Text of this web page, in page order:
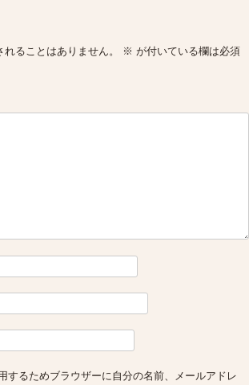
ることはありません。 ※ が付いている欄は必須
するためブラウザーに自分の名前、メールアドレ